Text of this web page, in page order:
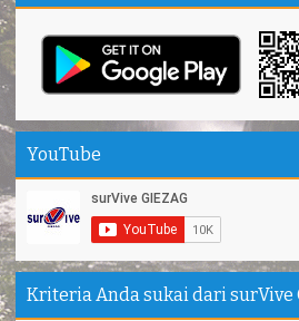
YouTube
Kriteria Anda sukai dari surVive